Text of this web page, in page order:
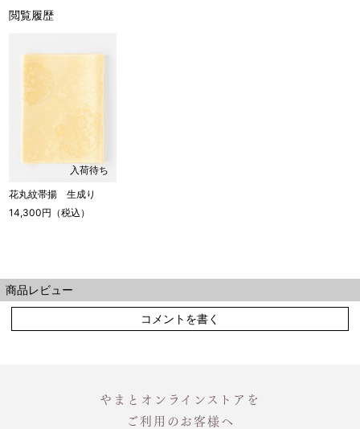
閲覧履歴
入荷待ち
花丸紋帯揚 生成り
14,300円（税込）
商品レビュー
コメントを書く
やまとオンラインストアを
ご利用のお客様へ